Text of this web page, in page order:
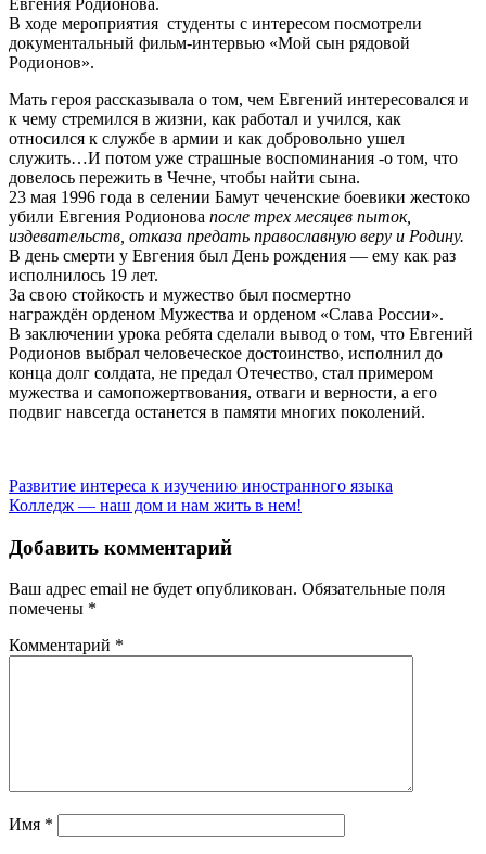
В ходе мероприятия студенты с интересом посмотрели
документальный фильм-интервью «Мой сын рядовой
Родионов».
Мать героя рассказывала о том, чем Евгений интересовался и
к чему стремился в жизни, как работал и учился, как
относился к службе в армии и как добровольно ушел
служить…И потом уже страшные воспоминания -о том, что
довелось пережить в Чечне, чтобы найти сына.
23 мая 1996 года в селении Бамут чеченские боевики жестоко
убили Евгения Родионова после трех месяцев пыток,
издевательств, отказа предать православную веру и Родину.
В день смерти у Евгения был День рождения — ему как раз
исполнилось 19 лет.
За свою стойкость и мужество был посмертно
награждён орденом Мужества и орденом «Слава России».
В заключении урока ребята сделали вывод о том, что Евгений
Родионов выбрал человеческое достоинство, исполнил до
конца долг солдата, не предал Отечество, стал примером
мужества и самопожертвования, отваги и верности, а его
подвиг навсегда останется в памяти многих поколений.
Навигация
по
записям
Развитие интереса к изучению иностранного языка
Колледж — наш дом и нам жить в нем!
Добавить комментарий
Ваш адрес email не будет опубликован. Обязательные поля
помечены *
Комментарий *
Имя *